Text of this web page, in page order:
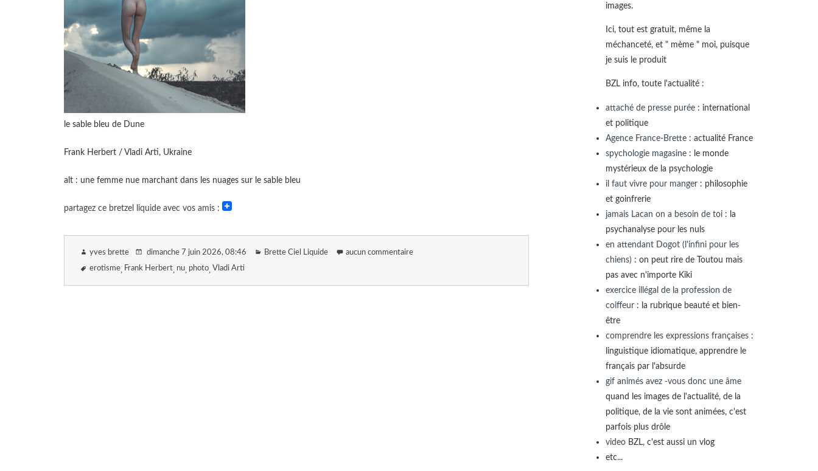
le sable bleu de Dune
Frank Herbert / Vladi Arti, Ukraine
alt : une femme nue marchant dans les nuages sur le sable bleu
partagez ce bretzel liquide avec vos amis :
yves brette dimanche 7 juin 2026, 08:46 Brette Ciel Liquide aucun commentaire
erotisme Frank Herbert nu photo Vladi Arti
images.
Ici, tout est gratuit, même la
méchanceté, et " mème " moi, puisque
je suis le produit
BZL info, toute l'actualité :
attaché de presse purée : international
et politique
Agence France-Brette : actualité France
spychologie magasine : le monde
mystérieux de la psychologie
il faut vivre pour manger : philosophie
et goinfrerie
jamais Lacan on a besoin de toi : la
psychanalyse pour les nuls
en attendant Dogot (l'infini pour les
chiens) : on peut rire de Toutou mais
pas avec n'importe Kiki
exercice illégal de la profession de
coiffeur : la rubrique beauté et bien-
être
comprendre les expressions françaises :
linguistique idiomatique, apprendre le
français par l'absurde
gif animés avez -vous donc une âme
quand les images de l'actualité, de la
politique, de la vie sont animées, c'est
parfois plus drôle
video BZL, c'est aussi un vlog
etc...